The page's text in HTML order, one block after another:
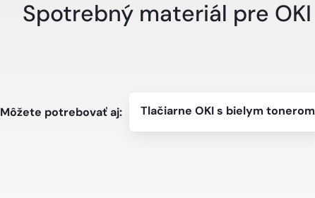
Spotrebný materiál pre OKI
Môžete potrebovať aj: Tlačiarne OKI s bielym tonerom